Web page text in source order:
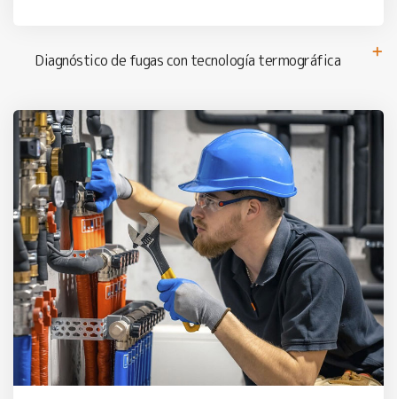
Diagnóstico de fugas con tecnología termográfica